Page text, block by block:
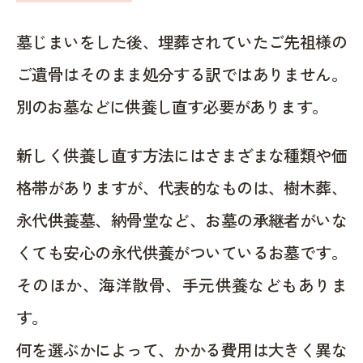
墓じまいをした後、埋葬されていたご先祖様の
ご遺骨はそのまま処分する訳ではありません。
別のお墓などに供養し直す必要があります。
新しく供養し直す方法にはさまざまな種類や価
格帯がありますが、代表的なものは、樹木葬、
永代供養墓、納骨堂など、お墓の承継者がいな
くても安心の永代供養がついているお墓です。
そのほか、海洋散骨、手元供養などもありま
す。
何を選ぶかによって、かかる費用は大きく異な